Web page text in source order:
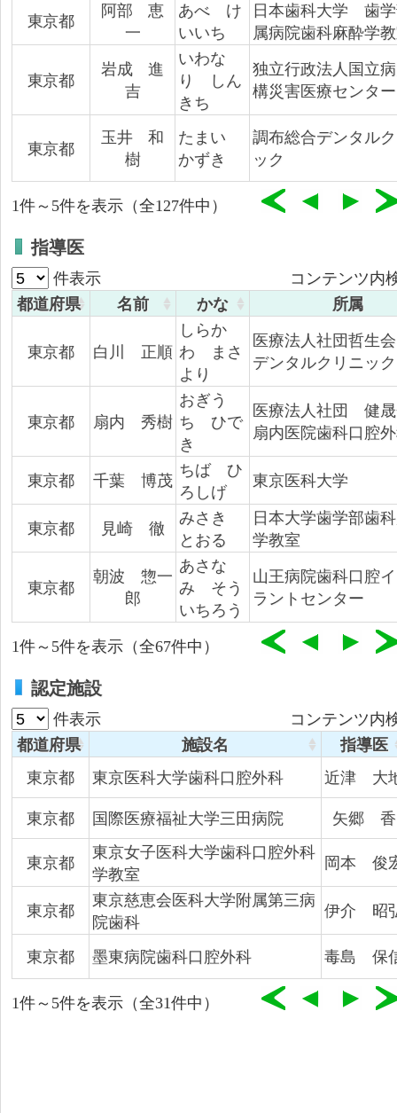
東京都
阿部 恵
一
あべ け
いいち
日本歯科大学 歯
属病院歯科麻酔学
東京都
岩成 進
吉
いわな
り しん
きち
独立行政法人国立
構災害医療センター
東京都
玉井 和
樹
たまい
かずき
調布総合デンタル
ック
1件～5件を表示（全127件中）
指導医
件表示
コンテンツ内
都道府県
名前 かな 所属
東京都 白川 正順
しらか
わ まさ
より
医療法人社団哲生
デンタルクリニック
東京都 扇内 秀樹
おぎう
ち ひで
き
医療法人社団 健
扇内医院歯科口腔
東京都 千葉 博茂
ちば ひ
ろしげ
東京医科大学
東京都 見崎 徹
みさき
とおる
日本大学歯学部歯
学教室
東京都
朝波 惣一
郎
あさな
み そう
いちろう
山王病院歯科口腔
ラントセンター
1件～5件を表示（全67件中）
認定施設
件表示
コンテンツ内
都道府県
施設名
指導医
東京都
東京医科大学歯科口腔外科 近津 大
東京都 国際医療福祉大学三田病院 矢郷 香
東京都
東京女子医科大学歯科口腔外科
学教室
岡本 俊
東京都
東京慈恵会医科大学附属第三病
院歯科
伊介 昭
東京都 墨東病院歯科口腔外科 毒島 保
1件～5件を表示（全31件中）